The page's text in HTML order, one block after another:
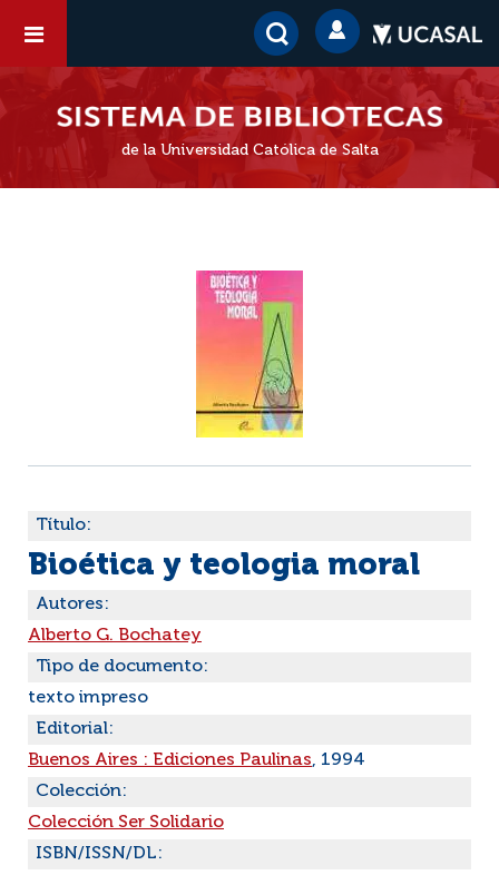
de la Universidad Católica de Salta
Título:
Bioética y teologia moral
Autores:
Alberto G. Bochatey
Tipo de documento:
texto impreso
Editorial:
Buenos Aires : Ediciones Paulinas, 1994
Colección:
Colección Ser Solidario
ISBN/ISSN/DL: